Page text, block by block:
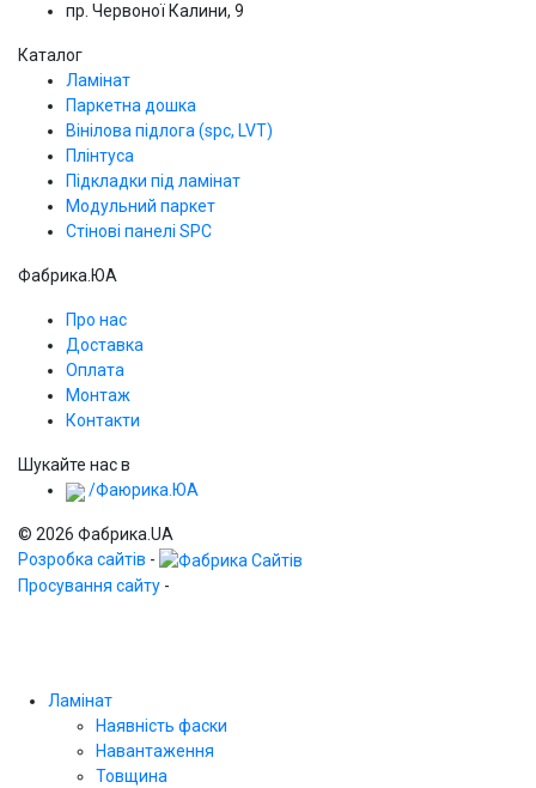
пр. Червоної Калини, 9
Каталог
Ламінат
Паркетна дошка
Вінілова підлога (spc, LVT)
Плінтуса
Підкладки під ламінат
Модульний паркет
Стінові панелі SPС
Фабрика.ЮА
Про нас
Доставка
Оплата
Монтаж
Контакти
Шукайте нас в
/Фаюрика.ЮА
© 2026 Фабрика.UA
Розробка сайтів -
Просування сайту -
Ламінат
Наявність фаски
Навантаження
Товщина